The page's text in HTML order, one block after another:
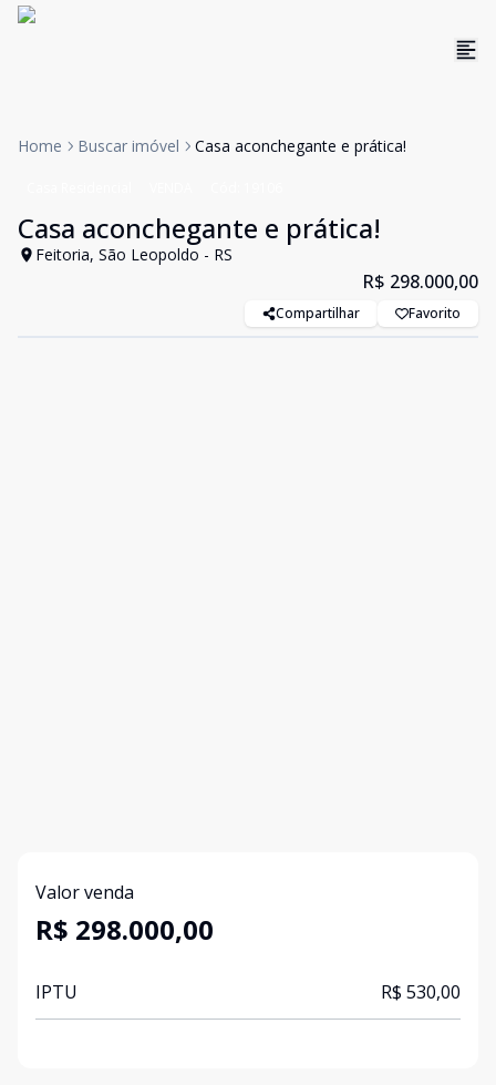
Home Buscar imóvel Casa aconchegante e prática!
Casa aconchegante e prática!
Feitoria, São Leopoldo - RS
R$ 298.000,00
Compartilhar Favorito
Valor venda
R$ 298.000,00
IPTU R$ 530,00